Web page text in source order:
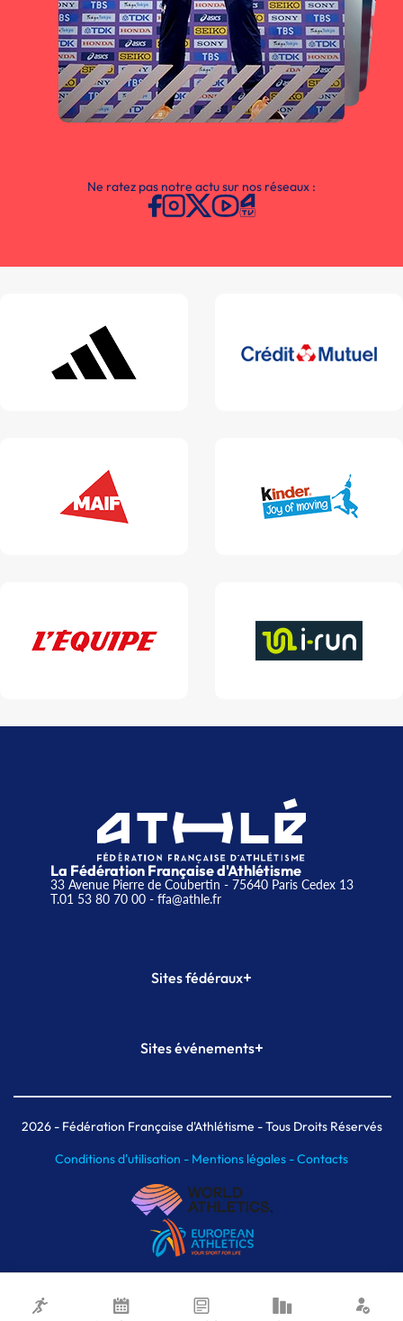
Ne ratez pas notre actu sur nos réseaux :
La Fédération Française d'Athlétisme
33 Avenue Pierre de Coubertin - 75640 Paris Cedex 13
T.01 53 80 70 00- ffa@athle.fr
Sites fédéraux+
Plateforme Formation
Sites événements+
Meeting de Paris indoor
MAIF Ekiden de Paris
2026- Fédération Française d'Athlétisme - Tous Droits Réservés
Conditions d'utilisation - Mentions légales -Contacts